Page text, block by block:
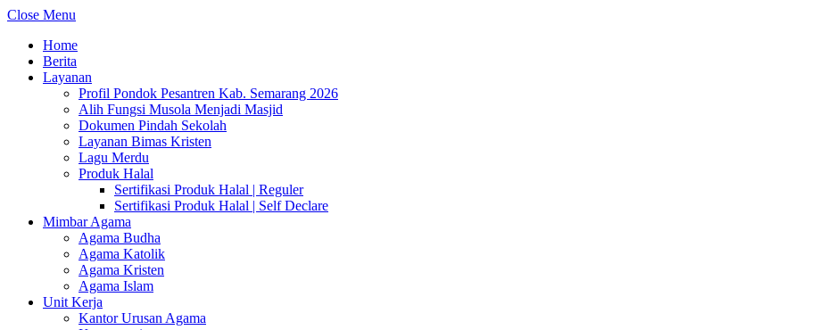
Close Menu
Home
Berita
Layanan
Profil Pondok Pesantren Kab. Semarang 2026
Alih Fungsi Musola Menjadi Masjid
Dokumen Pindah Sekolah
Layanan Bimas Kristen
Lagu Merdu
Produk Halal
Sertifikasi Produk Halal | Reguler
Sertifikasi Produk Halal | Self Declare
Mimbar Agama
Agama Budha
Agama Katolik
Agama Kristen
Agama Islam
Unit Kerja
Kantor Urusan Agama